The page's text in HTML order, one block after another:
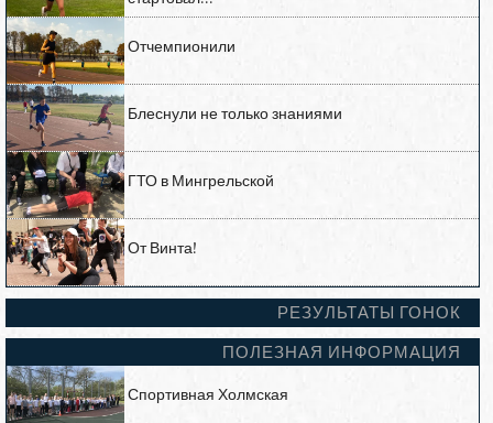
Отчемпионили
Блеснули не только знаниями
ГТО в Мингрельской
От Винта!
РЕЗУЛЬТАТЫ ГОНОК
ПОЛЕЗНАЯ ИНФОРМАЦИЯ
Спортивная Холмская